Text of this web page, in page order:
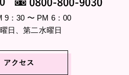
9：30 〜 PM 6：00
日、第二水曜日